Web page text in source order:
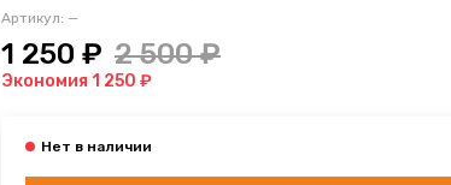
Артикул: —
1 250 ₽ 2 500 ₽
Экономия 1 250 ₽